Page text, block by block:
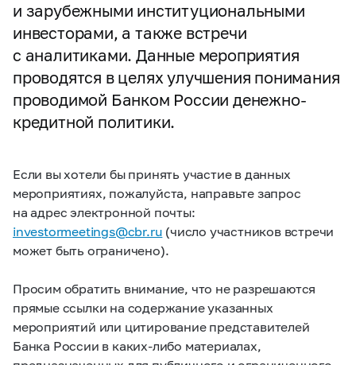
и зарубежными институциональными
инвесторами, а также встречи
с аналитиками. Данные мероприятия
проводятся в целях улучшения понимания
проводимой Банком России денежно-
кредитной политики.
Если вы хотели бы принять участие в данных
мероприятиях, пожалуйста, направьте запрос
на адрес электронной почты:
investormeetings@cbr.ru (число участников встречи
может быть ограничено).
Просим обратить внимание, что не разрешаются
прямые ссылки на содержание указанных
мероприятий или цитирование представителей
Банка России в каких-либо материалах,